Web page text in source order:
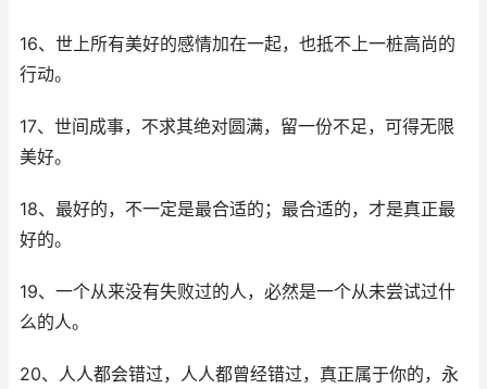
16、世上所有美好的感情加在一起，也抵不上一桩高尚的
行动。
17、世间成事，不求其绝对圆满，留一份不足，可得无限
美好。
18、最好的，不一定是最合适的；最合适的，才是真正最
好的。
19、一个从来没有失败过的人，必然是一个从未尝试过什
么的人。
20、人人都会错过，人人都曾经错过，真正属于你的，永